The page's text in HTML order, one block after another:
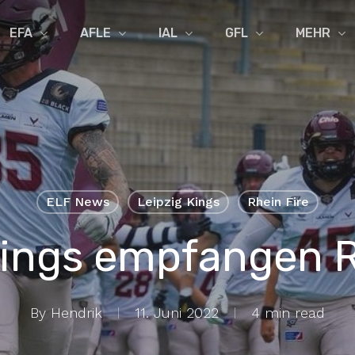
EFA AFLE IAL GFL MEHR
ELF News Leipzig Kings Rhein Fire
empfangen
By Hendrik 11. Juni 2022 4 min read